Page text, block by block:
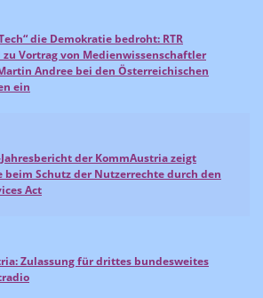
die Demokratie bedroht: RTR
Vortrag von Medienwissenschaftler
Andree bei den Österreichischen
ein
Jahresbericht der KommAustria zeigt
beim Schutz der Nutzerrechte durch den
Act
Zulassung für drittes bundesweites